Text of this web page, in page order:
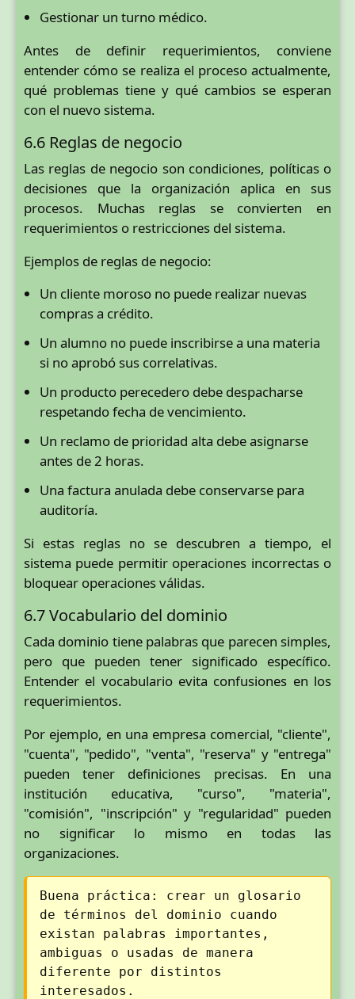
Gestionar un turno médico.
Antes de definir requerimientos, conviene
entender cómo se realiza el proceso actualmente,
qué problemas tiene y qué cambios se esperan
con el nuevo sistema.
6.6 Reglas de negocio
Las reglas de negocio son condiciones, políticas o
decisiones que la organización aplica en sus
procesos. Muchas reglas se convierten en
requerimientos o restricciones del sistema.
Ejemplos de reglas de negocio:
Un cliente moroso no puede realizar nuevas
compras a crédito.
Un alumno no puede inscribirse a una materia
si no aprobó sus correlativas.
Un producto perecedero debe despacharse
respetando fecha de vencimiento.
Un reclamo de prioridad alta debe asignarse
antes de 2 horas.
Una factura anulada debe conservarse para
auditoría.
Si estas reglas no se descubren a tiempo, el
sistema puede permitir operaciones incorrectas o
bloquear operaciones válidas.
6.7 Vocabulario del dominio
Cada dominio tiene palabras que parecen simples,
pero que pueden tener significado específico.
Entender el vocabulario evita confusiones en los
requerimientos.
Por ejemplo, en una empresa comercial, "cliente",
"cuenta", "pedido", "venta", "reserva" y "entrega"
pueden tener definiciones precisas. En una
institución educativa, "curso", "materia",
"comisión", "inscripción" y "regularidad" pueden
no significar lo mismo en todas las
organizaciones.
Buena práctica: crear un glosario
de términos del dominio cuando
existan palabras importantes,
ambiguas o usadas de manera
diferente por distintos
interesados.